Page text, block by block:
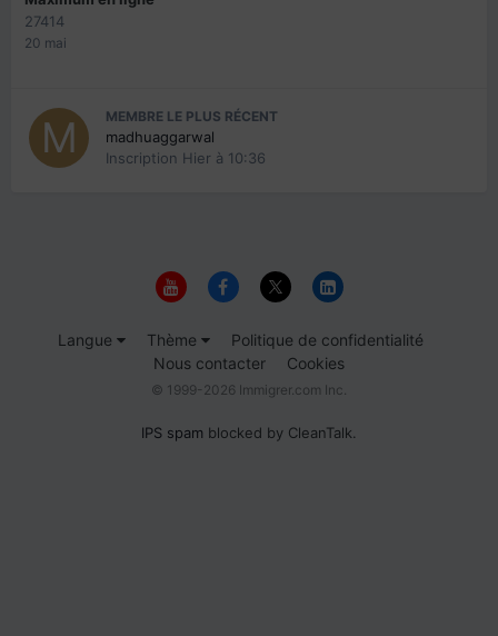
27414
20 mai
MEMBRE LE PLUS RÉCENT
madhuaggarwal
Inscription Hier à 10:36
Langue Thème
Politique de confidentialité
Nous contacter
Cookies
© 1999-2026 Immigrer.com Inc.
IPS spam blocked by CleanTalk.